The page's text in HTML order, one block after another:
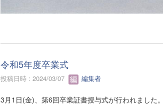
令和5年度卒業式
投稿日時 : 2024/03/07 編集者
3月1日(金)、第6回卒業証書授与式が行われました。